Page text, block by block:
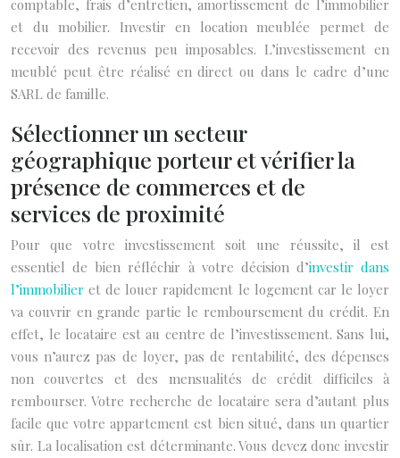
comptable, frais d’entretien, amortissement de l’immobilier
et du mobilier. Investir en location meublée permet de
recevoir des revenus peu imposables. L’investissement en
meublé peut être réalisé en direct ou dans le cadre d’une
SARL de famille.
Sélectionner un secteur
géographique porteur et vérifier la
présence de commerces et de
services de proximité
Pour que votre investissement soit une réussite, il est
essentiel de bien réfléchir à votre décision d’investir dans
l’immobilier et de louer rapidement le logement car le loyer
va couvrir en grande partie le remboursement du crédit. En
effet, le locataire est au centre de l’investissement. Sans lui,
vous n’aurez pas de loyer, pas de rentabilité, des dépenses
non couvertes et des mensualités de crédit difficiles à
rembourser. Votre recherche de locataire sera d’autant plus
facile que votre appartement est bien situé, dans un quartier
sûr. La localisation est déterminante. Vous devez donc investir